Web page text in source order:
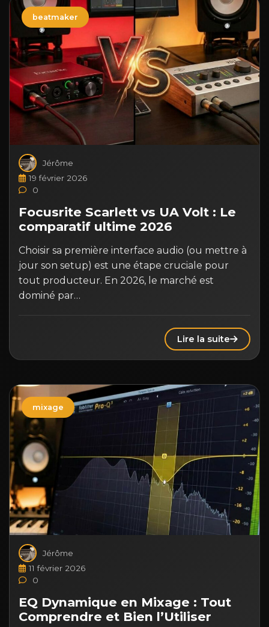
beatmaker
Jérôme
19 février 2026
0
Focusrite Scarlett vs UA Volt : Le
comparatif ultime 2026
Choisir sa première interface audio (ou mettre à
jour son setup) est une étape cruciale pour
tout producteur. En 2026, le marché est
dominé par…
Lire la suite
mixage
Jérôme
11 février 2026
0
EQ Dynamique en Mixage : Tout
Comprendre et Bien l’Utiliser